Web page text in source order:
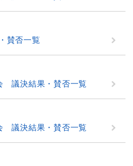
賛否一覧
議決結果・賛否一覧
議決結果・賛否一覧